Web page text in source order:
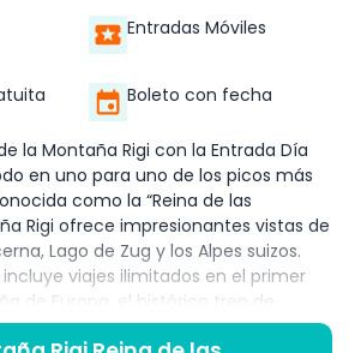
Entradas Móviles
Boleto con fecha
la Montaña Rigi con la Entrada Día
en uno para uno de los picos más
como la “Reina de las
Rigi ofrece impresionantes vistas de
Lago de Zug y los Alpes suizos.
viajes ilimitados en el primer
de Europa, el histórico tren de
o Goldau, así como el pintoresco